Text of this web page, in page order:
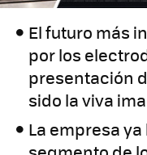
El futuro más
por los
presentación
sido la viva
La empresa